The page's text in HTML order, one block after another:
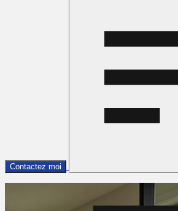
Contactez moi